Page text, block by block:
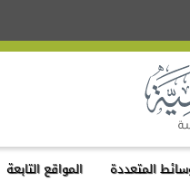
المتعددة المواقع التابعة